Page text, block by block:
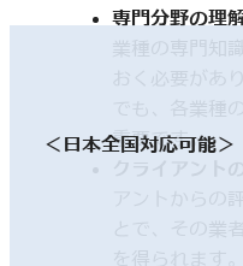
専門分野の理
業種の専門知
おく必要があ
でも、各業種
重要です。
クライアント
アントからの
とで、その業
を得られます
＜日本全国対応可能＞